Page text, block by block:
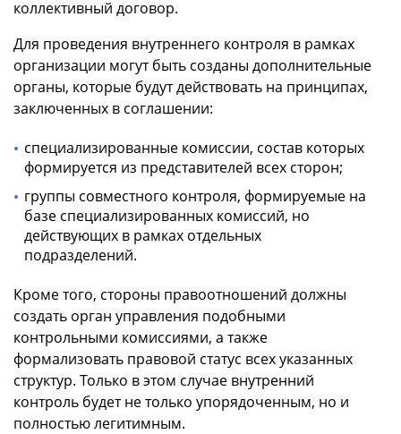
коллективный договор.
Для проведения внутреннего контроля в рамках
организации могут быть созданы дополнительные
органы, которые будут действовать на принципах,
заключенных в соглашении:
специализированные комиссии, состав которых
формируется из представителей всех сторон;
группы совместного контроля, формируемые на
базе специализированных комиссий, но
действующих в рамках отдельных
подразделений.
Кроме того, стороны правоотношений должны
создать орган управления подобными
контрольными комиссиями, а также
формализовать правовой статус всех указанных
структур. Только в этом случае внутренний
контроль будет не только упорядоченным, но и
полностью легитимным.